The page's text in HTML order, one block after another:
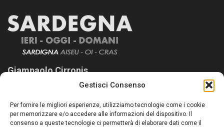
Gestisci Consenso
Per fornire le migliori esperienze, utilizziamo tecnologie come i cookie
per memorizzare e/o accedere alle informazioni del dispositivo. Il
consenso a queste tecnologie ci permetterà di elaborare dati come il
Giampaolo Cirronis
Sardegna Ieri-Oggi-Domani nasce per informare “liberamente” i
lettori su quanto accade in Sardegna, con un occhio rivolto al
nostro passato e, soprattutto, al nostro futuro